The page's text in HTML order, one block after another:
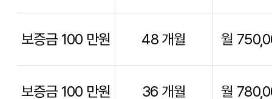
보증금 100 만원 36 개월 월
보증금 100 만원 24 개월 월